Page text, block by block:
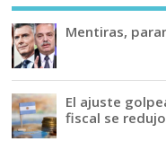
Mentiras,
El ajuste
fiscal se